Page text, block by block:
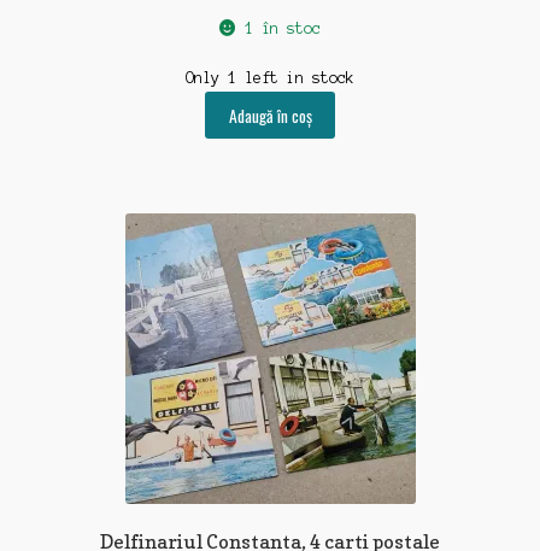
1 în stoc
Only 1 left in stock
Adaugă în coș
Delfinariul Constanta, 4 carti postale